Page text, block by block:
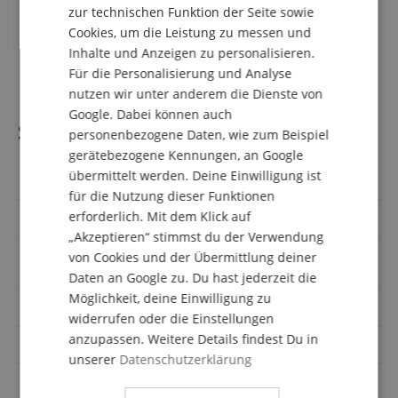
Lieferumfang
1 x Edifier R1380DB Lautsprechersystem in Weiß
Spezifikation
Artikelnummer 00081568
Weiß
Eingänge
Bluetooth, Cinch (digital),
Cinch / RCA, Optisch
Leistung RMS (Watt) 42
Konfiguration 2.0
SPANISH
zur technischen Funktion der Seite sowie
Cookies, um die Leistung zu messen und
Inhalte und Anzeigen zu personalisieren.
Für die Personalisierung und Analyse
nutzen wir unter anderem die Dienste von
Google. Dabei können auch
personenbezogene Daten, wie zum Beispiel
gerätebezogene Kennungen, an Google
übermittelt werden. Deine Einwilligung ist
für die Nutzung dieser Funktionen
erforderlich. Mit dem Klick auf
„Akzeptieren“ stimmst du der Verwendung
von Cookies und der Übermittlung deiner
Daten an Google zu. Du hast jederzeit die
Möglichkeit, deine Einwilligung zu
widerrufen oder die Einstellungen
anzupassen. Weitere Details findest Du in
unserer Datenschutzerklärung